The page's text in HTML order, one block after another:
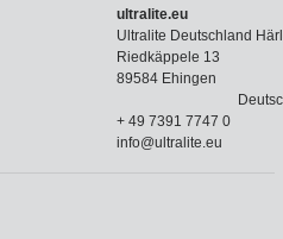
ultralite.eu
Ultralite Deutschland
Riedkäppele 13
89584 Ehingen
+ 49 7391 7747 0
info@ultralite.eu